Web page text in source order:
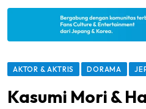
AKTOR & AKTRIS DORAMA
Kasumi Mori &